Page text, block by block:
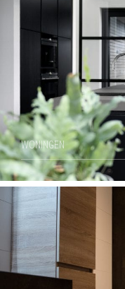
WONINGEN